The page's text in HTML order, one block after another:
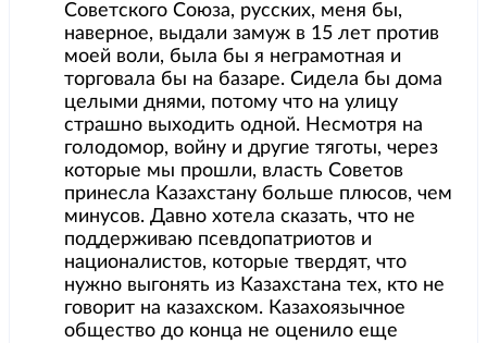
Советского Союза, русских, меня бы,
наверное, выдали замуж в 15 лет против
моей воли, была бы я неграмотная и
торговала бы на базаре. Сидела бы дома
целыми днями, потому что на улицу
страшно выходить одной. Несмотря на
голодомор, войну и другие тяготы, через
которые мы прошли, власть Советов
принесла Казахстану больше плюсов, чем
минусов. Давно хотела сказать, что не
поддерживаю псевдопатриотов и
националистов, которые твердят, что
нужно выгонять из Казахстана тех, кто не
говорит на казахском. Казахоязычное
общество до конца не оценило еще